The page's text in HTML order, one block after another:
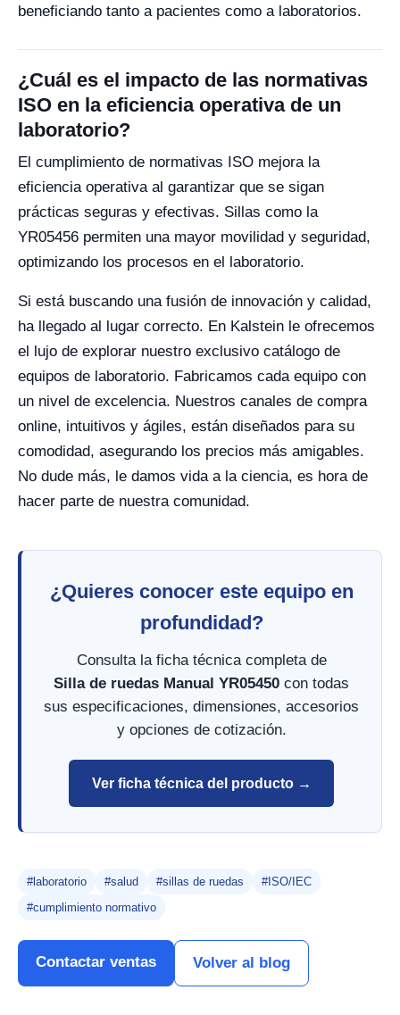
beneficiando tanto a pacientes como a laboratorios.
¿Cuál es el impacto de las normativas
ISO en la eficiencia operativa de un
laboratorio?
El cumplimiento de normativas ISO mejora la
eficiencia operativa al garantizar que se sigan
prácticas seguras y efectivas. Sillas como la
YR05456 permiten una mayor movilidad y seguridad,
optimizando los procesos en el laboratorio.
Si está buscando una fusión de innovación y calidad,
ha llegado al lugar correcto. En Kalstein le ofrecemos
el lujo de explorar nuestro exclusivo catálogo de
equipos de laboratorio. Fabricamos cada equipo con
un nivel de excelencia. Nuestros canales de compra
online, intuitivos y ágiles, están diseñados para su
comodidad, asegurando los precios más amigables.
No dude más, le damos vida a la ciencia, es hora de
hacer parte de nuestra comunidad.
¿Quieres conocer este equipo en
profundidad?
Consulta la ficha técnica completa de
Silla de ruedas Manual YR05450 con todas
sus especificaciones, dimensiones, accesorios
y opciones de cotización.
Ver ficha técnica del producto →
#laboratorio #salud #sillas de ruedas
#ISO/IEC
#cumplimiento normativo
Contactar ventas Volver al blog